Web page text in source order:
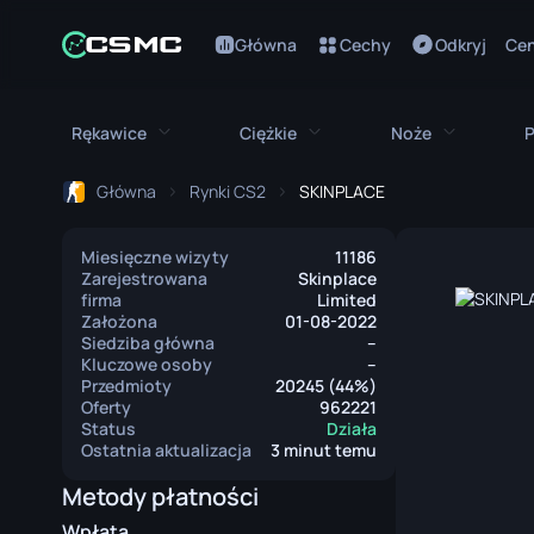
Główna Cechy Odkryj
Rękawice
Rękawice Bloodhound
Rękawice Broken Fang
Rękawice Kierowcy
Owijki na Ręce
Rękawice Hydra
Rękawice Moto
Ciężkie
M249
MAG-7
Nova
Piła Spalinowa
Noże
Główna Rynki CS2 SKINPLACE
Miesięczne wizyty
11186
Zarejestrowana
firma
Skinplace
Limited
Założona
01-08-2022
Siedziba główna
--
Kluczowe osoby
--
Przedmioty
20245 (44%)
Oferty
962221
Status
Działa
Ostatnia aktualizacja
3 minut temu
Metody płatności